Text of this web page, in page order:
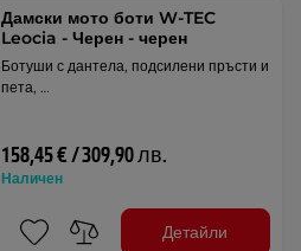
Дамски мото боти W-TEC
Leocia - Черен - черен
Ботуши с дантела, подсилени пръсти и
пета, …
158,45 € / 309,90 лв.
Наличен
Детайли